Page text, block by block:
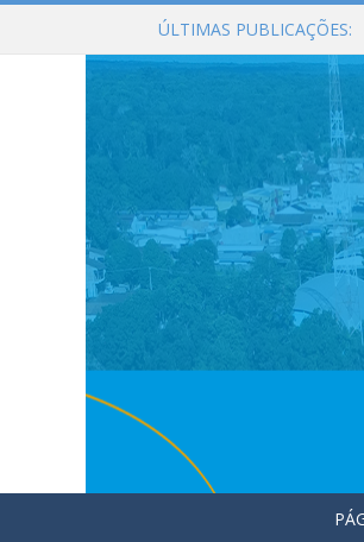
ÚLTIMAS PUBLICAÇÕES: